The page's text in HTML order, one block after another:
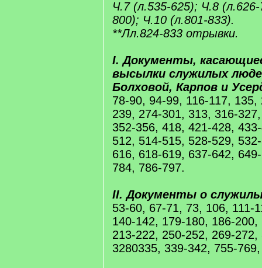
Ч.7 (л.535-625); Ч.8
800); Ч.10 (л.801-833).
**Лл.824-833 отрывки.
I. Документы,
высылки служилых
Болховой, Карпов и
78-90, 94-99, 116-117,
239, 274-301, 313, 316-
352-356, 418, 421-428,
512, 514-515, 528-529,
616, 618-619, 637-642,
784, 786-797.
II. Документы о
53-60, 67-71, 73, 106, 111-
140-142, 179-180, 186-
213-222, 250-252, 269-
3280335, 339-342, 755-